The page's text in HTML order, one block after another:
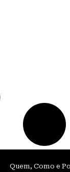
Quem, Como e